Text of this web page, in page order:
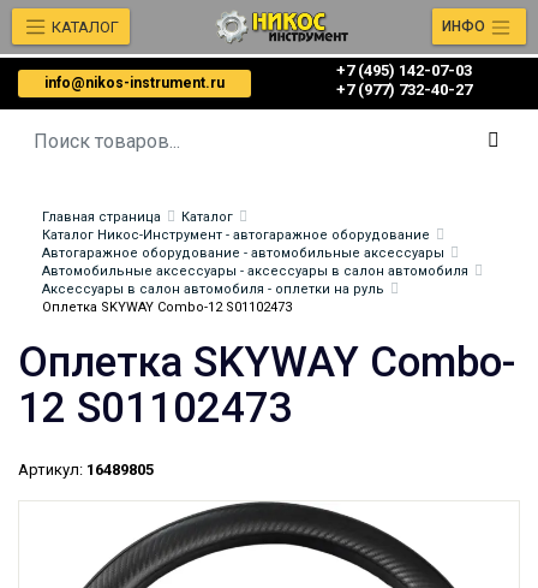
info@nikos-instrument.ru
+7 (495) 142-07-03
‎‎+7 (977) 732-40-27
КАТАЛОГ ИНФО
Главная страница
Каталог
Каталог Никос-Инструмент - автогаражное оборудование
Автогаражное оборудование - автомобильные аксессуары
Автомобильные аксессуары - аксессуары в салон автомобиля
Аксессуары в салон автомобиля - оплетки на руль
Оплетка SKYWAY Combo-12 S01102473
Оплетка SKYWAY Combo-
12 S01102473
Артикул: 16489805